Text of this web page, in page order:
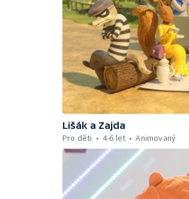
Lišák a Zajda
Pro děti
4-6 let Animovaný